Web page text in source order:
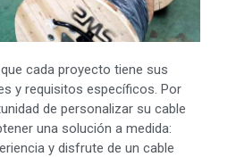
cada proyecto tiene sus
y requisitos específicos. Por
de personalizar su cable
una solución a medida:
y disfrute de un cable